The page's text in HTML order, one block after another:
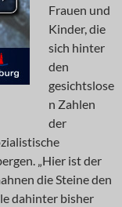
Frauen und
Kinder, die
sich hinter
den
gesichtslose
n Zahlen
der
„Hier ist der
die Steine den
dahinter bisher